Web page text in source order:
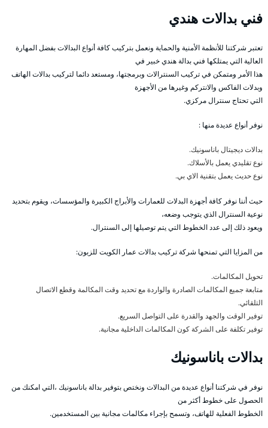
فني بدالات هندي
تعتبر شركتنا للأنظمة الأمنية والحماية ونعمل بتركيب كافة أنواع البدالات بفضل المهارة
العالية التي يمتلكها فني بدالة هندي خبير في
هذا الأمر ومتمكن في تركيب السنترالات وبرمجتها، ومستعد دائما لتركيب بدالات الهاتف
وبدلات الفاكس والانتركم وغيرها من الأجهزة
التي تحتاج سنترال مركزي.
نوفر أنواع عديدة منها :
بدالات ديجيتال باناسونيك.
نوع تقليدي يعمل بالأسلاك.
نوع حديث يعمل بتقنية الاي بي.
حيث أننا نوفر كافة أجهزة البدلات للعمارات والأبراج الكبيرة والمؤسسات، ويقوم بتحديد
نوعية السنترال الذي يتوجب وضعه،
ويعود ذلك إلى عدد الخطوط التي يتم توصيلها إلى السنترال.
من المزايا التي تمنحها شركة تركيب بدالات عمار الكويت للزبون:
تحويل المكالمات.
متابعة جميع المكالمات الصادرة والواردة مع تحديد وقت المكالمة وقطع الاتصال
التلقائي.
توفير الوقت والجهد والقدرة على التواصل السريع.
توفير تكلفة على الشركة كون المكالمات الداخلية مجانية.
بدالات باناسونيك
نوفر في شركتنا أنواع عديدة من البدالات ونختص بتوفير بدالة باناسونيك ،التي امكنك من
الحصول على خطوط أكثر من
الخطوط الفعلية للهاتف، وتسمح بإجراء مكالمات مجانية بين المستخدمين.